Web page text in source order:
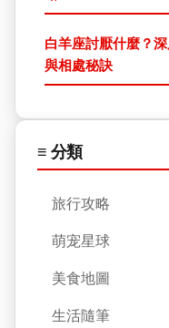
白羊座討厭什麼？
與相處秘訣
≡ 分類
旅行攻略
萌宠星球
美食地圖
生活隨筆